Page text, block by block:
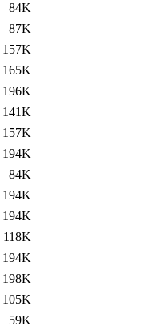
84K
87K
157K
165K
196K
141K
157K
194K
84K
194K
194K
118K
194K
198K
105K
59K